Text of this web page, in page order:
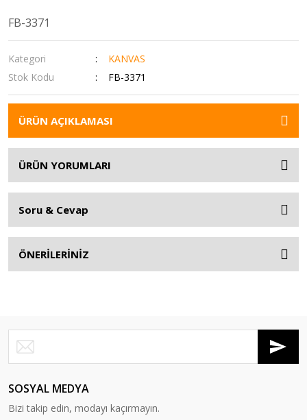
FB-3371
Kategori
KANVAS
Stok Kodu
FB-3371
ÜRÜN AÇIKLAMASI
ÜRÜN YORUMLARI
Soru & Cevap
ÖNERİLERİNİZ
SOSYAL MEDYA
Bizi takip edin, modayı kaçırmayın.